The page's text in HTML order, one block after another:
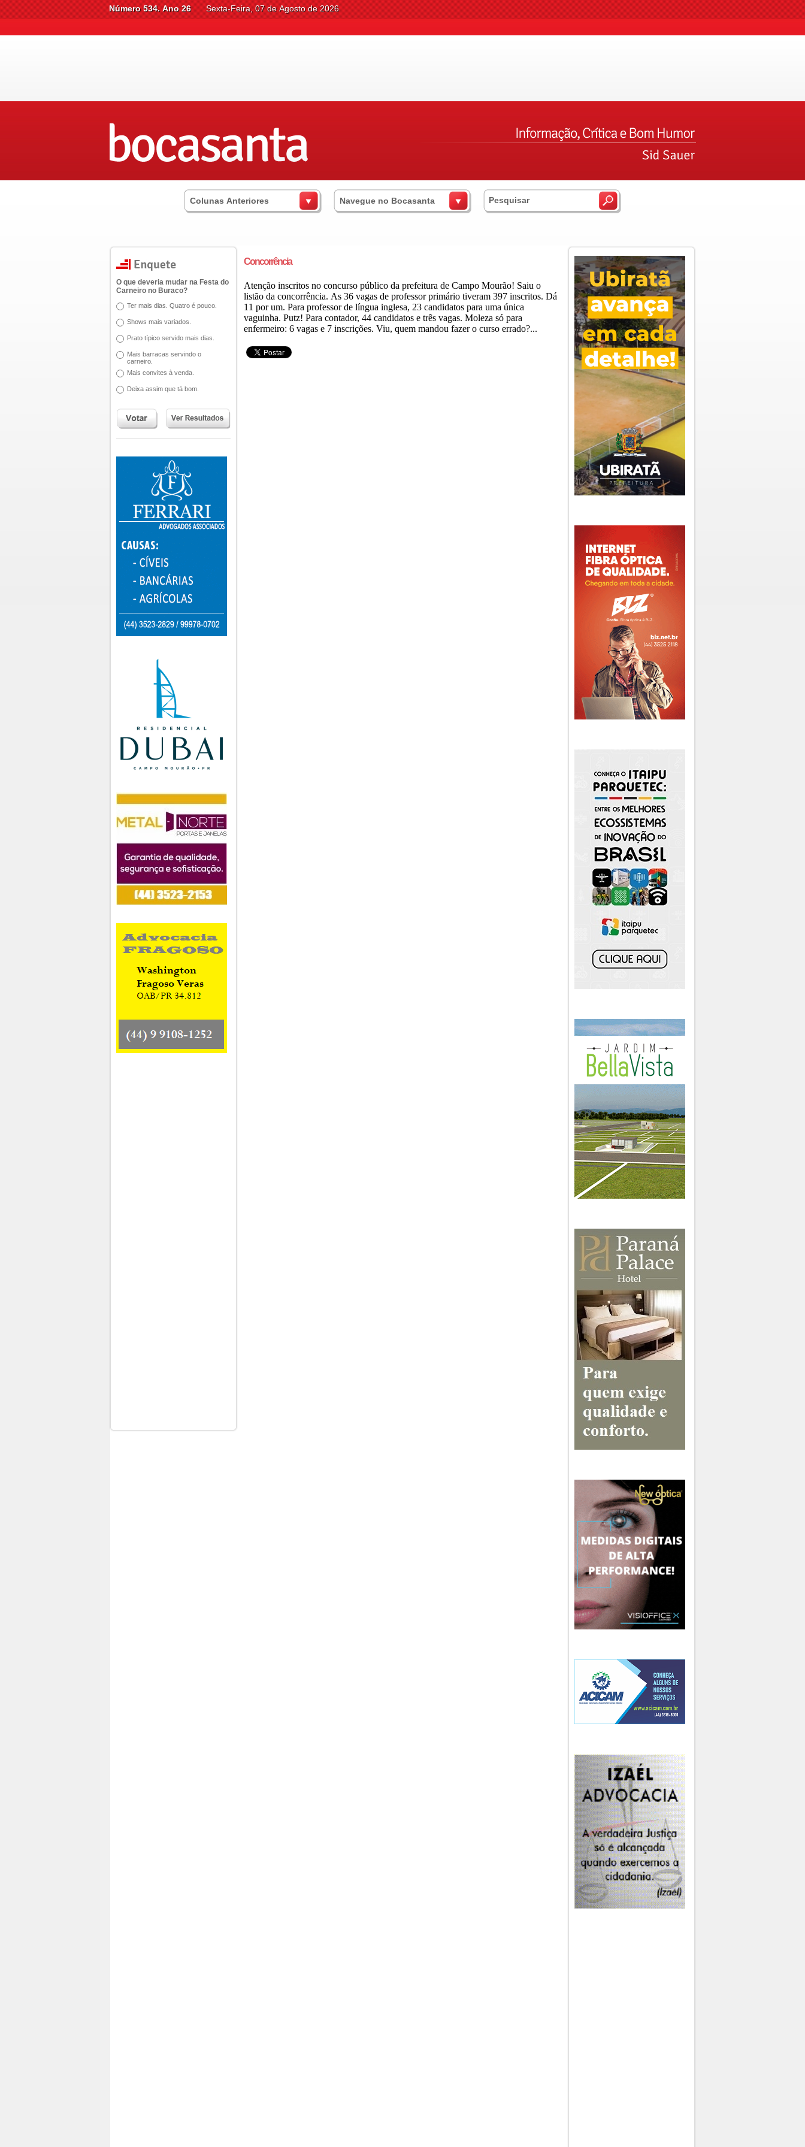
Número 534. Ano 26 Sexta-Feira, 07 de Agosto de 2026
Colunas Anteriores Navegue no Bocasanta
O que deveria mudar na Festa do
Carneiro no Buraco?
Ter mais dias. Quatro é pouco.
Shows mais variados.
Prato típico servido mais dias.
Mais barracas servindo o
carneiro.
Mais convites à venda.
Deixa assim que tá bom.
Concorrência
Atenção inscritos no concurso público da prefeitura de Campo Mourão! Saiu o
listão da concorrência. As 36 vagas de professor primário tiveram 397 inscritos. Dá
11 por um. Para professor de língua inglesa, 23 candidatos para uma única
vaguinha. Putz! Para contador, 44 candidatos e três vagas. Moleza só para
enfermeiro: 6 vagas e 7 inscrições. Viu, quem mandou fazer o curso errado?...